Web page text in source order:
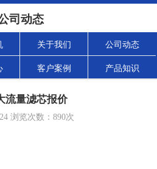
司动态
关于我们 公司动态
客户案例 产品知识
流量滤芯报价
浏览次数： 890次